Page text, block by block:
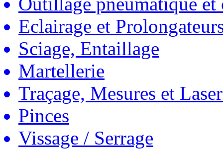
Eclairage et
Sciage, Entaillage
Martellerie
Traçage, Mesures et
Pinces
Vissage / Serrage